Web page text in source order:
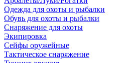
Одежда для охоты и рыбалки
Обувь для охоты и рыбалки
Снаряжение для охоты
Экипировка
Сейфы оружейные
Тактическое снаряжение